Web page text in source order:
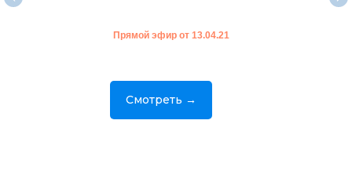
Прямой эфир от 13.04.21
Смотреть →